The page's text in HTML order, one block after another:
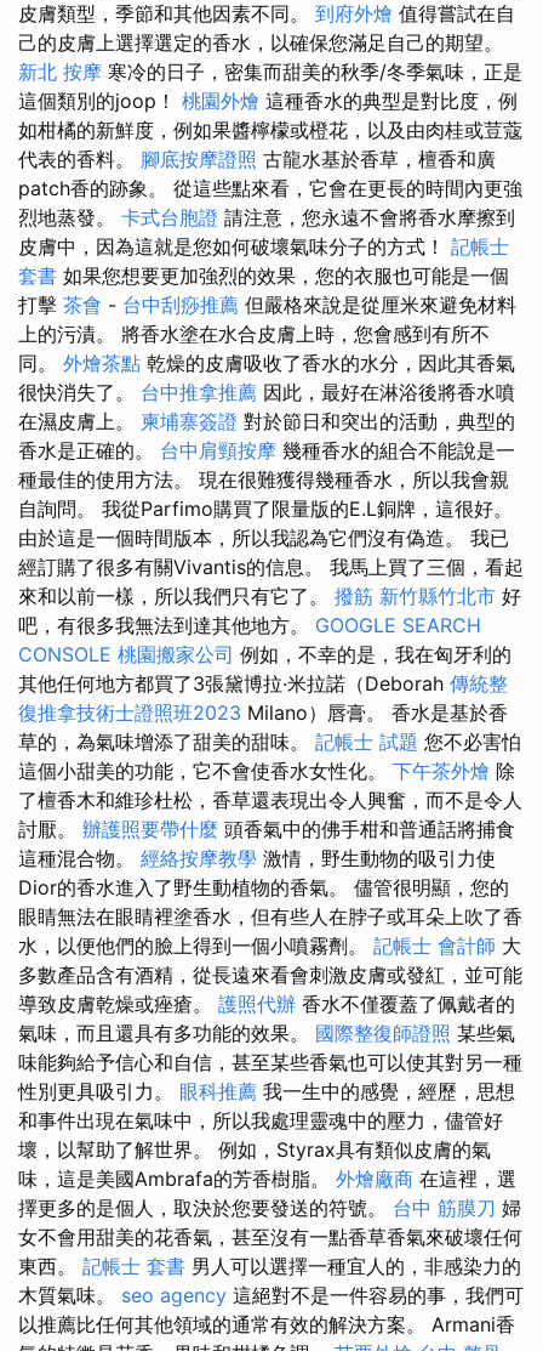
皮膚類型，季節和其他因素不同。 到府外燴 值得嘗試在自
己的皮膚上選擇選定的香水，以確保您滿足自己的期望。
新北 按摩 寒冷的日子，密集而甜美的秋季/冬季氣味，正是
這個類別的joop！ 桃園外燴 這種香水的典型是對比度，例
如柑橘的新鮮度，例如果醬檸檬或橙花，以及由肉桂或荳蔻
代表的香料。 腳底按摩證照 古龍水基於香草，檀香和廣
patch香的跡象。 從這些點來看，它會在更長的時間內更強
烈地蒸發。 卡式台胞證 請注意，您永遠不會將香水摩擦到
皮膚中，因為這就是您如何破壞氣味分子的方式！ 記帳士
套書 如果您想要更加強烈的效果，您的衣服也可能是一個
打擊 茶會 - 台中刮痧推薦 但嚴格來說是從厘米來避免材料
上的污漬。 將香水塗在水合皮膚上時，您會感到有所不
同。 外燴茶點 乾燥的皮膚吸收了香水的水分，因此其香氣
很快消失了。 台中推拿推薦 因此，最好在淋浴後將香水噴
在濕皮膚上。 柬埔寨簽證 對於節日和突出的活動，典型的
香水是正確的。 台中肩頸按摩 幾種香水的組合不能說是一
種最佳的使用方法。 現在很難獲得幾種香水，所以我會親
自詢問。 我從Parfimo購買了限量版的E.L銅牌，這很好。
由於這是一個時間版本，所以我認為它們沒有偽造。 我已
經訂購了很多有關Vivantis的信息。 我馬上買了三個，看起
來和以前一樣，所以我們只有它了。 撥筋 新竹縣竹北市 好
吧，有很多我無法到達其他地方。 GOOGLE SEARCH
CONSOLE 桃園搬家公司 例如，不幸的是，我在匈牙利的
其他任何地方都買了3張黛博拉·米拉諾（Deborah 傳統整
復推拿技術士證照班2023 Milano）唇膏。 香水是基於香
草的，為氣味增添了甜美的甜味。 記帳士 試題 您不必害怕
這個小甜美的功能，它不會使香水女性化。 下午茶外燴 除
了檀香木和維珍杜松，香草還表現出令人興奮，而不是令人
討厭。 辦護照要帶什麼 頭香氣中的佛手柑和普通話將捕食
這種混合物。 經絡按摩教學 激情，野生動物的吸引力使
Dior的香水進入了野生動植物的香氣。 儘管很明顯，您的
眼睛無法在眼睛裡塗香水，但有些人在脖子或耳朵上吹了香
水，以便他們的臉上得到一個小噴霧劑。 記帳士 會計師 大
多數產品含有酒精，從長遠來看會刺激皮膚或發紅，並可能
導致皮膚乾燥或痤瘡。 護照代辦 香水不僅覆蓋了佩戴者的
氣味，而且還具有多功能的效果。 國際整復師證照 某些氣
味能夠給予信心和自信，甚至某些香氣也可以使其對另一種
性別更具吸引力。 眼科推薦 我一生中的感覺，經歷，思想
和事件出現在氣味中，所以我處理靈魂中的壓力，儘管好
壞，以幫助了解世界。 例如，Styrax具有類似皮膚的氣
味，這是美國Ambrafa的芳香樹脂。 外燴廠商 在這裡，選
擇更多的是個人，取決於您要發送的符號。 台中 筋膜刀 婦
女不會用甜美的花香氣，甚至沒有一點香草香氣來破壞任何
東西。 記帳士 套書 男人可以選擇一種宜人的，非感染力的
木質氣味。 seo agency 這絕對不是一件容易的事，我們可
以推薦比任何其他領域的通常有效的解決方案。 Armani香